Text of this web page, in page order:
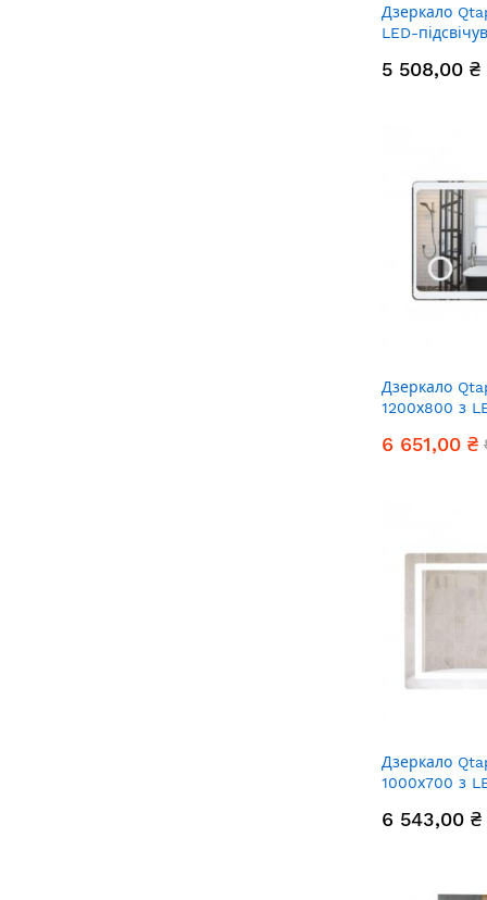
Дзеркало
LED-
5 508,00 ₴
Дзеркало
1200х800 з
6 651,00 ₴
Дзеркало
1000х700 з
6 543,00 ₴